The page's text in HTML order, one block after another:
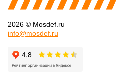
2026 © Mosdef.ru
info@mosdef.ru